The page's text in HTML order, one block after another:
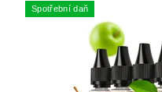
Spotřební daň